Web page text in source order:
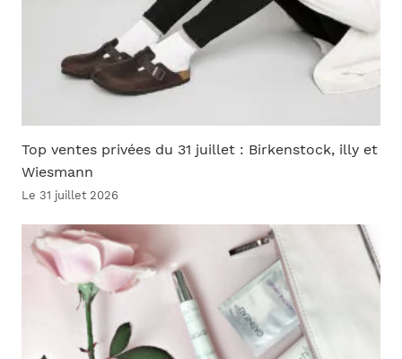
Top ventes privées du 31 juillet : Birkenstock, illy et
Wiesmann
Le 31 juillet 2026